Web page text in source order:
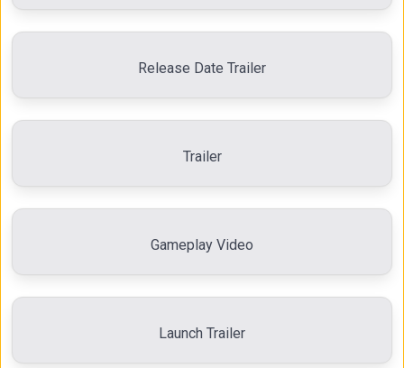
Release Date Trailer
Trailer
Gameplay Video
Launch Trailer